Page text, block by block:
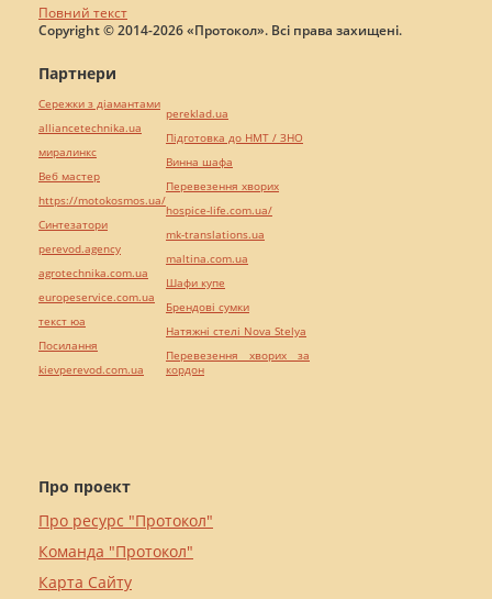
Повний текст
Copyright © 2014-2026 «Протокол». Всі права захищені.
Про проект
Про ресурс "Протокол"
Команда "Протокол"
Карта Сайту
Партнери
Сережки з діамантами
alliancetechnika.ua
миралинкс
Веб мастер
https://motokosmos.ua/
Синтезатори
perevod.agency
agrotechnika.com.ua
europeservice.com.ua
текст юа
Посилання
kievperevod.com.ua
pereklad.ua
Підготовка до НМТ / ЗНО
Винна шафа
Перевезення хворих
hospice-life.com.ua/
mk-translations.ua
maltina.com.ua
Шафи купе
Брендові сумки
Натяжні стелі Nova Stelya
Перевезення хворих за
кордон